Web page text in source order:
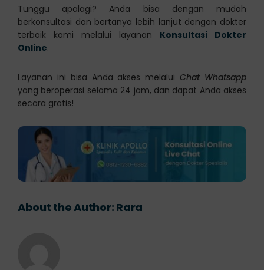
Tunggu apalagi? Anda bisa dengan mudah
berkonsultasi dan bertanya lebih lanjut dengan dokter
terbaik kami melalui layanan Konsultasi Dokter
Online.
Layanan ini bisa Anda akses melaluiChat Whatsapp
yang beroperasi selama 24 jam, dan dapat Anda akses
secara gratis!
About the Author: Rara